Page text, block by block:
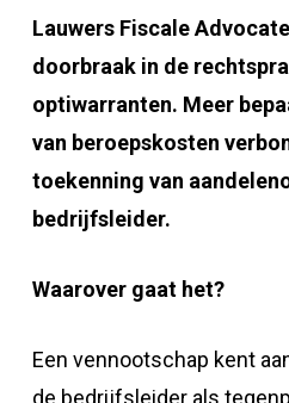
Lauwers Fiscale
doorbraak in de
optiwarranten. Meer
van beroepskosten
toekenning van
bedrijfsleider.
Waarover gaat het?
Een vennootschap kent
de bedrijfsleider als